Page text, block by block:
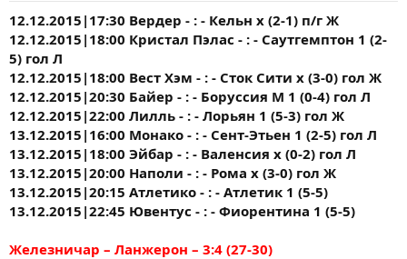
12.12.2015|17:30 Вердер - : - Кельн х (2-1) п/г Ж
12.12.2015|18:00 Кристал Пэлас - : - Саутгемптон 1 (2-
5) гол Л
12.12.2015|18:00 Вест Хэм - : - Сток Сити х (3-0) гол Ж
12.12.2015|20:30 Байер - : - Боруссия М 1 (0-4) гол Л
12.12.2015|22:00 Лилль - : - Лорьян 1 (5-3) гол Ж
13.12.2015|16:00 Монако - : - Сент-Этьен 1 (2-5) гол Л
13.12.2015|18:00 Эйбар - : - Валенсия х (0-2) гол Л
13.12.2015|20:00 Наполи - : - Рома х (3-0) гол Ж
13.12.2015|20:15 Атлетико - : - Атлетик 1 (5-5)
13.12.2015|22:45 Ювентус - : - Фиорентина 1 (5-5)
Железничар – Ланжерон – 3:4 (27-30)